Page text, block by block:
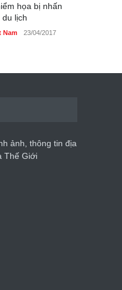
họa bị nhấn
lịch
Nam 23/04/2017
ảnh, thông tin địa
Thế Giới